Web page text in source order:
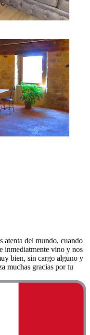
atenta del mundo, cuando
inmediatmente vino y nos
bien, sin cargo alguno y
muchas gracias por tu